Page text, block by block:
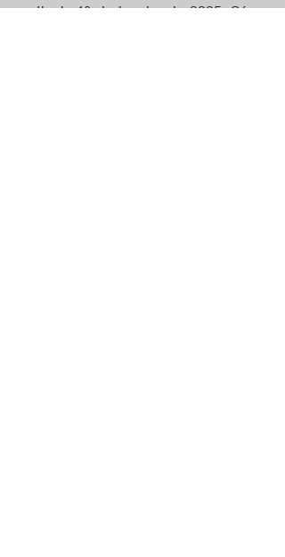
partir de 1º de janeiro de 2025. Só as